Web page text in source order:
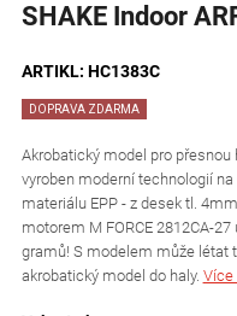
SHAKE Indoor
ARTIKL: HC1383C
DOPRAVA ZDARMA
Akrobatický model pro přesnou
vyroben moderní technologií
materiálu EPP - z desek tl.
motorem M FORCE 2812CA-
gramů! S modelem může létat
akrobatický model do haly. Více